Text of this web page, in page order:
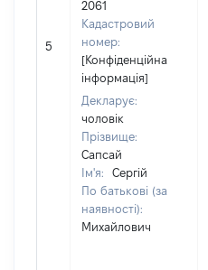
5
2061
Кадастровий
номер:
[Конфіденційна
інформація]
Декларує:
чоловік
Прізвище:
Сапсай
Ім'я:
Сергій
По батькові (за
наявності):
Михайлович